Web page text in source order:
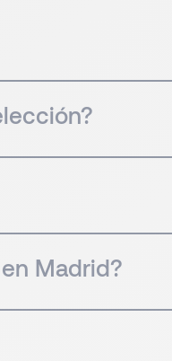
Madrid?